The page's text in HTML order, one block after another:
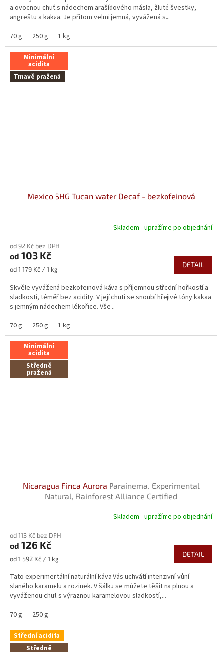
hvězdiček.
a ovocnou chuť s nádechem arašídového másla, žluté švestky,
angreštu a kakaa. Je přitom velmi jemná, vyvážená s...
70 g
250 g 1 kg
Minimální
acidita
Tmavě pražená
Mexico SHG Tucan water Decaf - bezkofeinová
produktu
je
5,0
5
hvězdiček.
Skladem - upražíme po objednání
od 92 Kč bez DPH
od 103 Kč
Měrná
od 1 179 Kč / 1 kg
DETAIL
Skvěle vyvážená bezkofeinová káva s příjemnou střední hořkostí a
sladkostí, téměř bez acidity. V její chuti se snoubí hřejivé tóny kakaa
s jemným nádechem lékořice. Vše...
70 g
250 g 1 kg
Minimální
acidita
Středně
pražená
Nicaragua Finca Aurora Parainema, Experimental
Natural, Rainforest Alliance Certified
Skladem - upražíme po objednání
od 113 Kč bez DPH
od 126 Kč
Měrná
od 1 592 Kč / 1 kg
DETAIL
Tato experimentální naturální káva Vás uchvátí intenzivní vůní
slaného karamelu a rozinek. V šálku se můžete těšit na plnou a
vyváženou chuť s výraznou karamelovou sladkostí,...
70 g
250 g
Střední acidita
Středně